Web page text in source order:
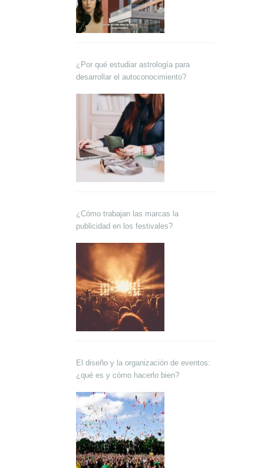
¿Por qué estudiar astrología para
desarrollar el autoconocimiento?
¿Cómo trabajan las marcas la
publicidad en los festivales?
El diseño y la organización de eventos:
¿qué es y cómo hacerlo bien?